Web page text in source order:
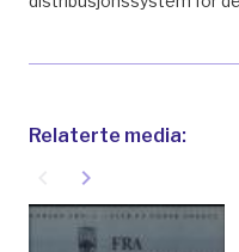
Relaterte media:
navigate_next